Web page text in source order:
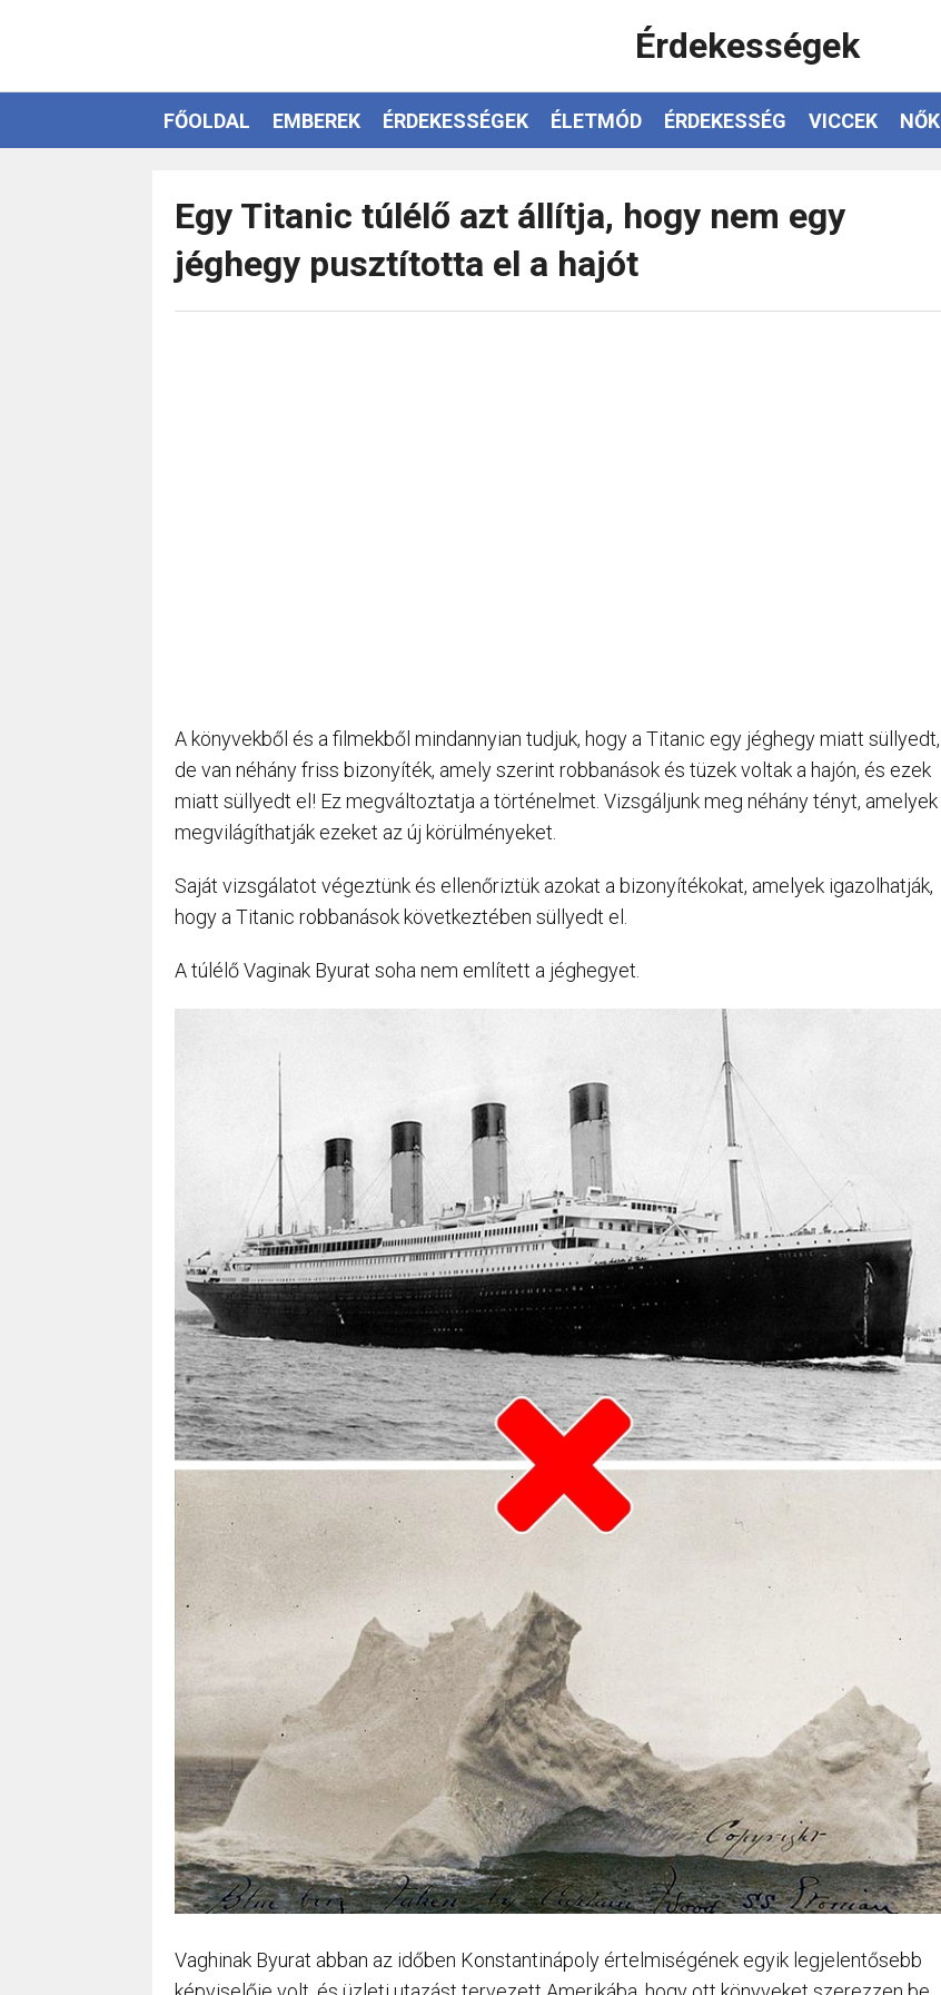
Érdekességek
FŐOLDAL EMBEREK ÉRDEKESSÉGEK ÉLETMÓD ÉRDEKESSÉG VICCEK NŐK
Egy Titanic túlélő azt állítja, hogy nem egy
jéghegy pusztította el a hajót
A könyvekből és a filmekből mindannyian tudjuk, hogy a Titanic egy jéghegy miatt süllyedt,
de van néhány friss bizonyíték, amely szerint robbanások és tüzek voltak a hajón, és ezek
miatt süllyedt el! Ez megváltoztatja a történelmet. Vizsgáljunk meg néhány tényt, amelyek
megvilágíthatják ezeket az új körülményeket.
Saját vizsgálatot végeztünk és ellenőriztük azokat a bizonyítékokat, amelyek igazolhatják,
hogy a Titanic robbanások következtében süllyedt el.
A túlélő Vaginak Byurat soha nem említett a jéghegyet.
Vaghinak Byurat abban az időben Konstantinápoly értelmiségének egyik legjelentősebb